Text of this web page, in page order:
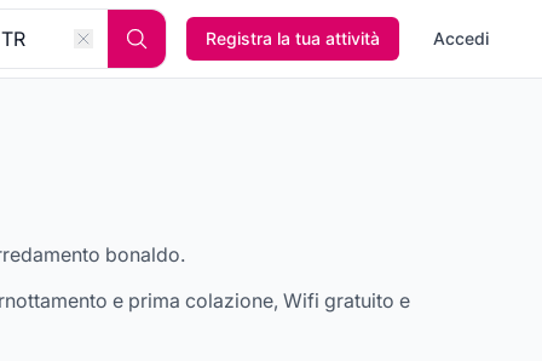
Registra la tua attività Accedi
bonaldo.
e prima colazione, Wifi gratuito e